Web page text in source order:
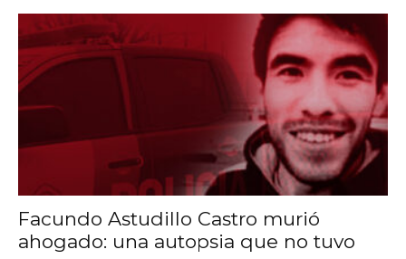
Facundo Astudillo Castro murió
ahogado: una autopsia que no tuvo